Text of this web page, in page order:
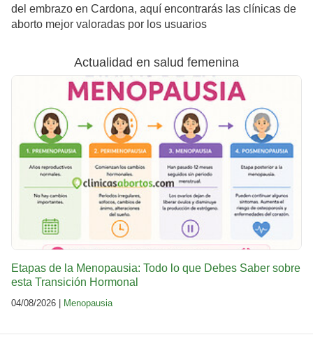
del embrazo en Cardona, aquí encontrarás las clínicas de
aborto mejor valoradas por los usuarios
Actualidad en salud femenina
Etapas de la Menopausia: Todo lo que Debes Saber sobre
esta Transición Hormonal
04/08/2026 | Menopausia